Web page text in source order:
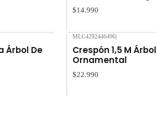
$14.990
Árbol De
MLC4292446496|
Crespón 1,5 M
Ornamental
$22.990